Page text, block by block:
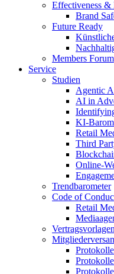
Effectiveness
Brand
Future Ready
Members Forum
Service
Studien
Agentic
AI in
KI-
Retail
Third
Online-
Trendbarometer
Code of
Retail
Vertragsvorlagen